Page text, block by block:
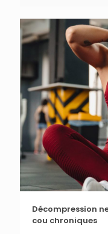
Décompression
cou chroniques